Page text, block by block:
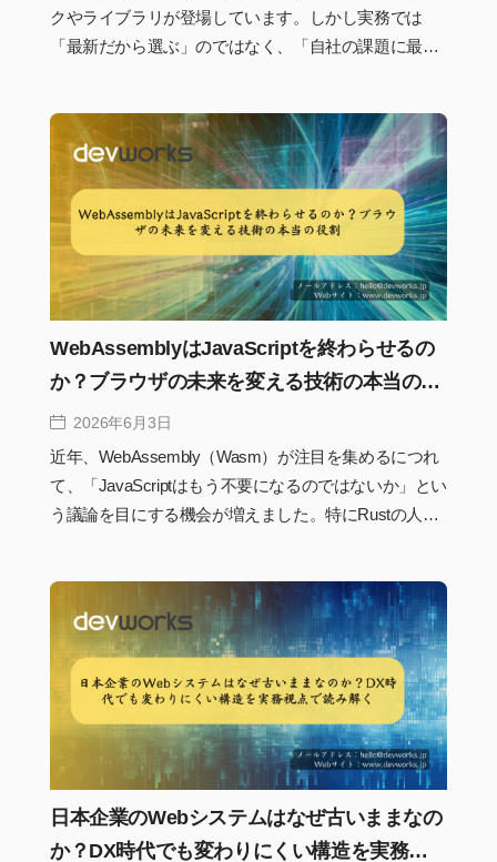
クやライブラリが登場しています。しかし実務では
「最新だから選ぶ」のではなく、「自社の課題に最適
て、フレームワーク選定の基準そのものが変わり始め
ています。本記事では現在の市場動向を踏まえなが
ら、フロントエンド・バックエンド双方の人気フレー
ムワークを比較し、どの技術が今後も価値を持ち続け
るのかを実務視点で解説します。
WebAssemblyはJavaScriptを終わらせるの
か？ブラウザの未来を変える技術の本当の役
割 2026年6月3日
近年、WebAssembly（Wasm）が注目を集めるにつれ
て、「JavaScriptはもう不要になるのではないか」とい
う議論を目にする機会が増えました。特にRustの人気
心として語られることも少なくありません。しかし実
際の開発現場では、WebAssemblyはJavaScriptを置き
換える存在ではなく、それぞれ異なる役割を担う技術
として発展しています。本記事では、WebAssemblyの
仕組みや実際の活用事例、AI時代との関係性を整理し
ながら、「JavaScript終了論」の真実を実務視点で解説
します。
日本企業のWebシステムはなぜ古いままなの
か？DX時代でも変わりにくい構造を実務視